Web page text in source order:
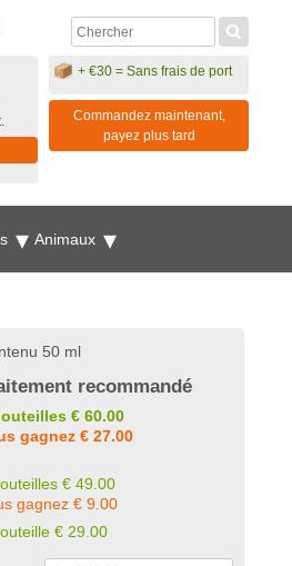
+ €30 = Sans frais de port
Commandez maintenant,
payez plus tard
Animaux
50 ml
recommandé
€ 60.00
gagnez € 27.00
€ 49.00
gagnez € 9.00
€ 29.00